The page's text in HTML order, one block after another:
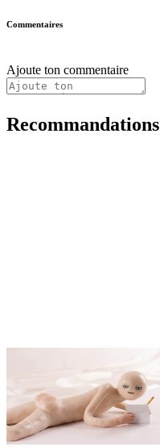
Commentaires
Ajoute ton commentaire
Recommandations